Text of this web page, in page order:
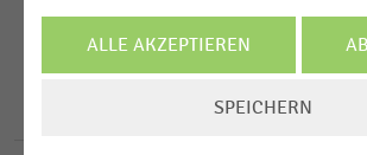
Migration
Deutschsprachiger Einzelhandel
Gesamtwirtschaftliche
2015
Deutschland
FILTER ZURÜCKSETZEN
ALLE AKZEPTIEREN
SPEICHERN